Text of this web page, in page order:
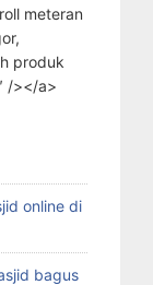
meteran
produk
/></a>
online di
bagus